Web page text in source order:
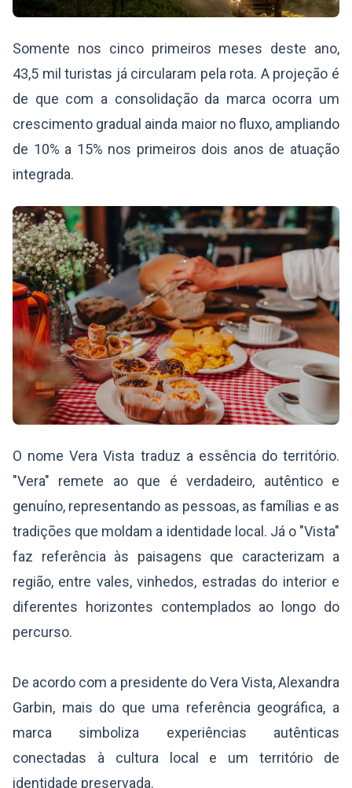
Somente nos cinco primeiros meses deste ano,
43,5 mil turistas já circularam pela rota. A projeção é
de que com a consolidação da marca ocorra um
crescimento gradual ainda maior no fluxo, ampliando
de 10% a 15% nos primeiros dois anos de atuação
integrada.
O nome Vera Vista traduz a essência do território.
"Vera" remete ao que é verdadeiro, autêntico e
genuíno, representando as pessoas, as famílias e as
tradições que moldam a identidade local. Já o "Vista"
faz referência às paisagens que caracterizam a
região, entre vales, vinhedos, estradas do interior e
diferentes horizontes contemplados ao longo do
percurso.
De acordo com a presidente do Vera Vista, Alexandra
Garbin, mais do que uma referência geográfica, a
marca simboliza experiências autênticas
conectadas à cultura local e um território de
identidade preservada.